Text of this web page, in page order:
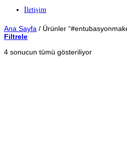
İletişim
Ana Sayfa / Ürünler
Filtrele
4 sonucun tümü gösteriliyorEn